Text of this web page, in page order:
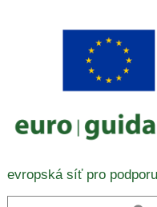
evropská síť pro